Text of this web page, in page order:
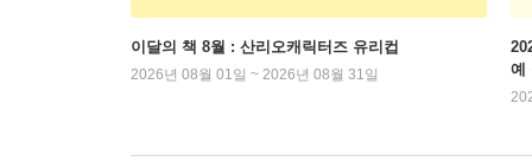
이달의 책 8월 : 산리오캐릭터즈 유리컵
2026년 08월 01일 ~ 2026년 08월 31일
예